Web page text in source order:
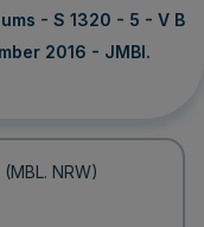
- S 1320 - 5 - V B
2016 - JMBI.
NRW)